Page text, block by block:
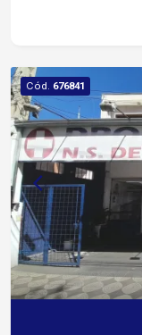
Cód. 676841